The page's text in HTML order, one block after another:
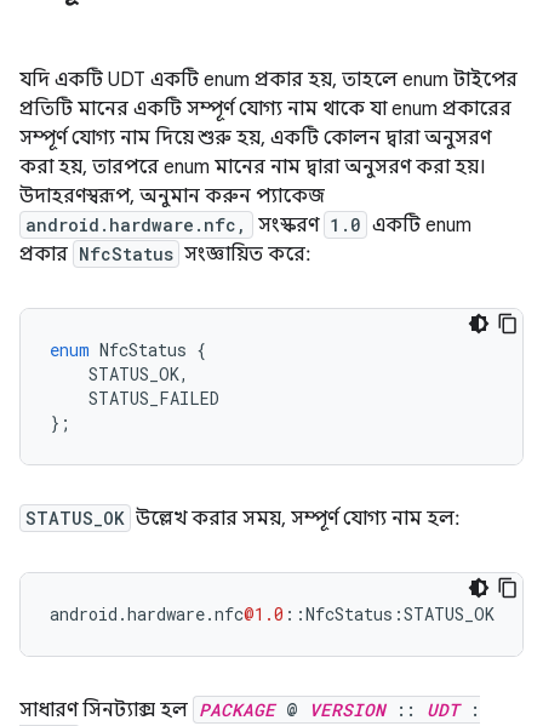
যদি একটি UDT একটি enum প্রকার হয়, তাহলে enum টাইপের
প্রতিটি মানের একটি সম্পূর্ণ যোগ্য নাম থাকে যা enum প্রকারের
সম্পূর্ণ যোগ্য নাম দিয়ে শুরু হয়, একটি কোলন দ্বারা অনুসরণ
করা হয়, তারপরে enum মানের নাম দ্বারা অনুসরণ করা হয়।
উদাহরণস্বরূপ, অনুমান করুন প্যাকেজ
android.hardware.nfc, সংস্করণ 1.0 একটি enum
প্রকার NfcStatus সংজ্ঞায়িত করে:
enum NfcStatus {
STATUS_OK,
STATUS_FAILED
};
STATUS_OK উল্লেখ করার সময়, সম্পূর্ণ যোগ্য নাম হল:
android .hardware.nfc@1.0 ::NfcStatus :STATUS_OK
সাধারণ সিনট্যাক্স হল PACKAGE@ VERSION:: UDT: